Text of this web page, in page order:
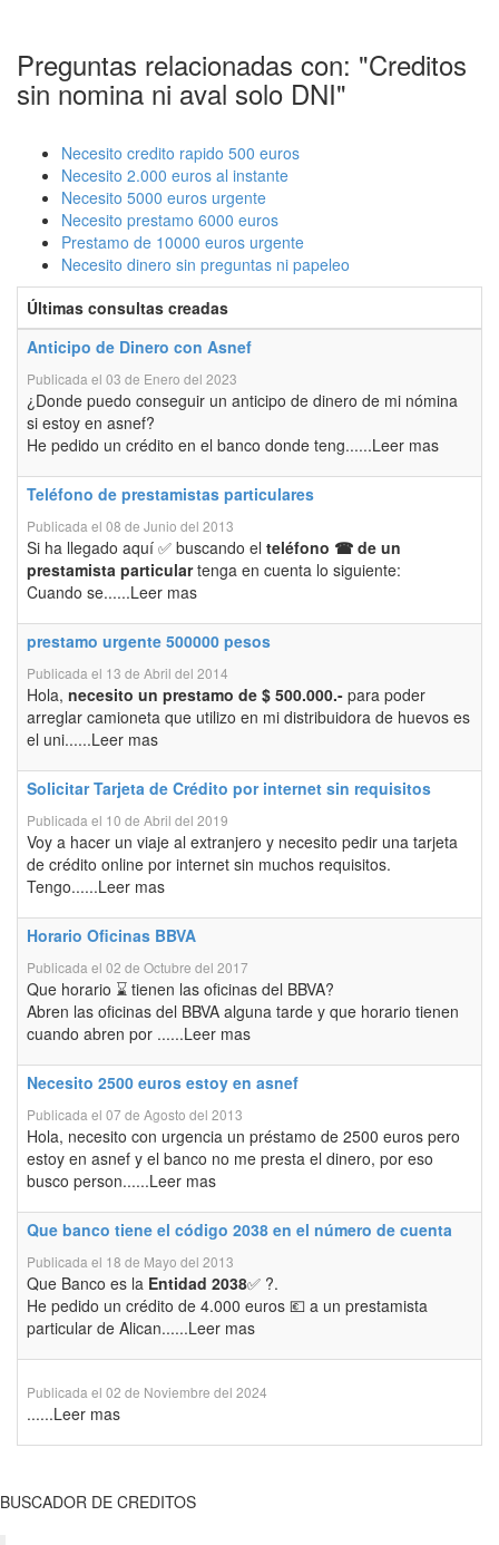
Preguntas relacionadas con: "Creditos
sin nomina ni aval solo DNI"
Necesito credito rapido 500 euros
Necesito 2.000 euros al instante
Necesito 5000 euros urgente
Necesito prestamo 6000 euros
Prestamo de 10000 euros urgente
Necesito dinero sin preguntas ni papeleo
Últimas consultas creadas
Anticipo de Dinero con Asnef
Publicada el 03 de Enero del 2023
¿Donde puedo conseguir un anticipo de dinero de mi nómina
si estoy en asnef?
He pedido un crédito en el banco donde teng......Leer mas
Teléfono de prestamistas particulares
Publicada el 08 de Junio del 2013
Si ha llegado aquí ✅ buscando el teléfono ☎ de un
prestamista particulartenga en cuenta lo siguiente:
Cuando se......Leer mas
prestamo urgente 500000 pesos
Publicada el 13 de Abril del 2014
Hola, necesito un prestamo de $ 500.000.- para poder
arreglar camioneta que utilizo en mi distribuidora de huevos es
el uni......Leer mas
Solicitar Tarjeta de Crédito por internet sin requisitos
Publicada el 10 de Abril del 2019
Voy a hacer un viaje al extranjero y necesito pedir una tarjeta
de crédito online por internet sin muchos requisitos.
Tengo......Leer mas
Horario Oficinas BBVA
Publicada el 02 de Octubre del 2017
Que horario ⌛ tienen las oficinas del BBVA?
Abren las oficinas del BBVA alguna tarde y que horario tienen
cuando abren por ......Leer mas
Necesito 2500 euros estoy en asnef
Publicada el 07 de Agosto del 2013
Hola, necesito con urgencia un préstamo de 2500 euros pero
estoy en asnef y el banco no me presta el dinero, por eso
busco person......Leer mas
Que banco tiene el código 2038 en el número de cuenta
Publicada el 18 de Mayo del 2013
Que Banco es la Entidad 2038✅ ?.
He pedido un crédito de 4.000 euros 💶 a un prestamista
particular de Alican......Leer mas
Publicada el 02 de Noviembre del 2024
......Leer mas
BUSCADOR DE CREDITOS